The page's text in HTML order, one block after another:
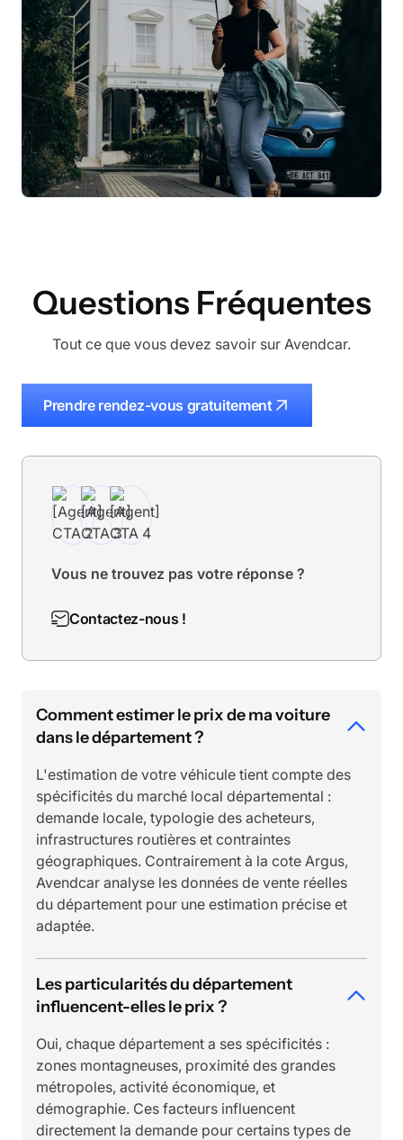
Questions Fréquentes
Tout ce que vous devez savoir sur Avendcar.
Prendre rendez-vous gratuitement
Vous ne trouvez pas votre réponse ?
Contactez-nous !
Comment estimer le prix de ma voiture
dans le département ?
L'estimation de votre véhicule tient compte des
spécificités du marché local départemental :
demande locale, typologie des acheteurs,
infrastructures routières et contraintes
géographiques. Contrairement à la cote Argus,
Avendcar analyse les données de vente réelles
du département pour une estimation précise et
adaptée.
Les particularités du département
influencent-elles le prix ?
Oui, chaque département a ses spécificités :
zones montagneuses, proximité des grandes
métropoles, activité économique, et
démographie. Ces facteurs influencent
directement la demande pour certains types de